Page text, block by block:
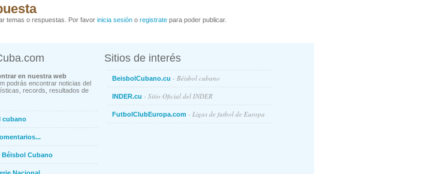
temas o respuestas. Por favor inicia sesión o registrate para poder publicar.
en nuestra web
podrás encontrar noticias del
records, resultados de
cubano
Cubano
Sitios de interés
BeisbolCubano.cu - Béisbol cubano
INDER.cu - Sitio Oficial del INDER
FutbolClubEuropa.com - Ligas de futbol de Europa